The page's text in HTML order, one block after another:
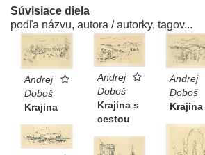
Súvisiace diela
podľa názvu, autora / autorky, tagov...
Andrej
Doboš
Krajina
Andrej
Doboš
Krajina s
cestou
Andrej
Doboš
Krajina